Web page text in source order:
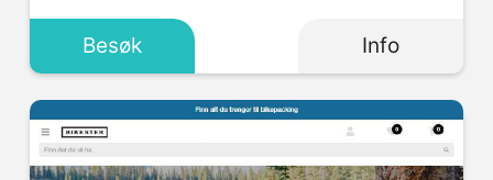
Besøk Info